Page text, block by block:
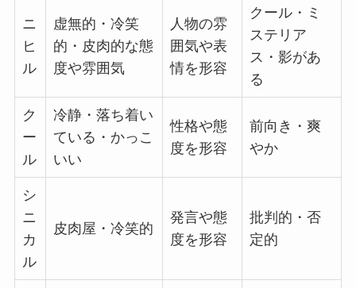
ニ
ヒ
ル
虚無的・冷笑
的・皮肉的な態
度や雰囲気
人物の雰
囲気や表
情を形容
クール・ミ
ステリア
ス・影があ
る
ク
ー
ル
冷静・落ち着い
ている・かっこ
いい
性格や態
度を形容
前向き・爽
やか
シ
ニ
カ
ル
皮肉屋・冷笑的
発言や態
度を形容
批判的・否
定的